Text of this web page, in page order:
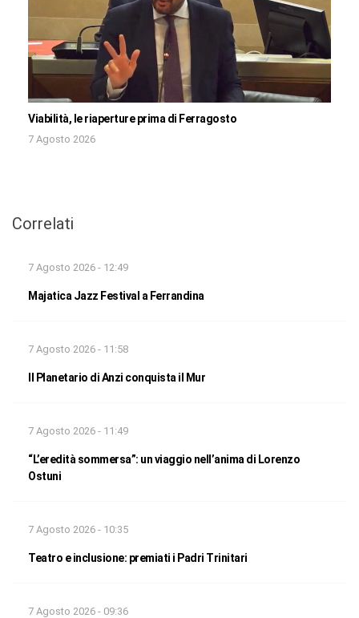
Viabilità, le riaperture prima di Ferragosto
7 Agosto 2026
Correlati
7 Agosto 2026 - 12:49
Majatica Jazz Festival a Ferrandina
7 Agosto 2026 - 11:58
Il Planetario di Anzi conquista il Mur
7 Agosto 2026 - 11:49
“L’eredità sommersa”: un viaggio nell’anima di Lorenzo
Ostuni
7 Agosto 2026 - 10:35
Teatro e inclusione: premiati i Padri Trinitari
7 Agosto 2026 - 09:36